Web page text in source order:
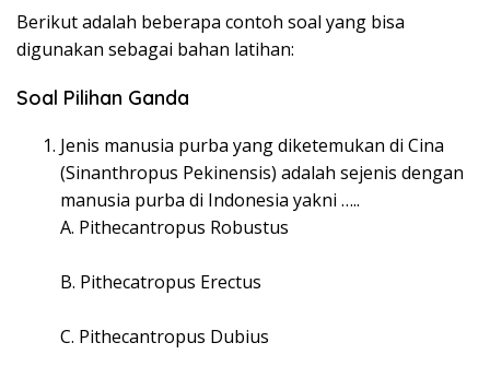
Berikut adalah beberapa contoh soal yang bisa
digunakan sebagai bahan latihan:
Soal Pilihan Ganda
Jenis manusia purba yang diketemukan di Cina
(Sinanthropus Pekinensis) adalah sejenis dengan
manusia purba di Indonesia yakni …..
A. Pithecantropus Robustus
B. Pithecatropus Erectus
C. Pithecantropus Dubius